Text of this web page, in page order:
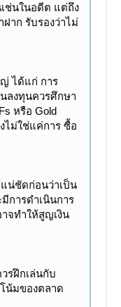
ช่นในอดีต แต่ถึง
าก รับรองว่าไม่
ได้แก่ การ
ลงทุนควรศึกษา
หรือ Gold
ไม่ใช่แค่การ ซื้อ
น่ชัดก่อนว่าเป็น
การดำเนินการ
จทำให้สูญเงิน
รฝึกเล่นกับ
น้มของตลาด